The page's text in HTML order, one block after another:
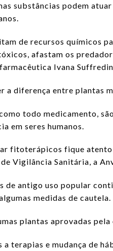
substâncias podem
de recursos químicos
afastam os
Ivana
a diferença entre plantas
todo medicamento,
em seres humanos.
fitoterápicos fique
Vigilância Sanitária, a
de antigo uso popular
medidas de cautela.
plantas aprovadas
a terapias e mudança de